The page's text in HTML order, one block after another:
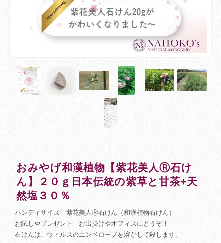
おみやげ和漢植物【紫花美人Ⓡ石け
ん】２０ｇ日本伝統の紫草と甘茶+天
然塩３０％
ハンディサイズ 紫花美人Ⓡ石けん（和漢植物石けん）
お試しやプレゼント、お出掛けやオフィスにどうぞ！
石けんは、ウィルスのエンベローブを溶かして殺します。